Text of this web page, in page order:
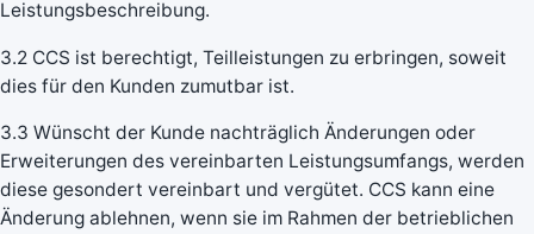
Leistungsbeschreibung.
3.2 CCS ist berechtigt, Teilleistungen zu erbringen, soweit
dies für den Kunden zumutbar ist.
3.3 Wünscht der Kunde nachträglich Änderungen oder
Erweiterungen des vereinbarten Leistungsumfangs, werden
diese gesondert vereinbart und vergütet. CCS kann eine
Änderung ablehnen, wenn sie im Rahmen der betrieblichen